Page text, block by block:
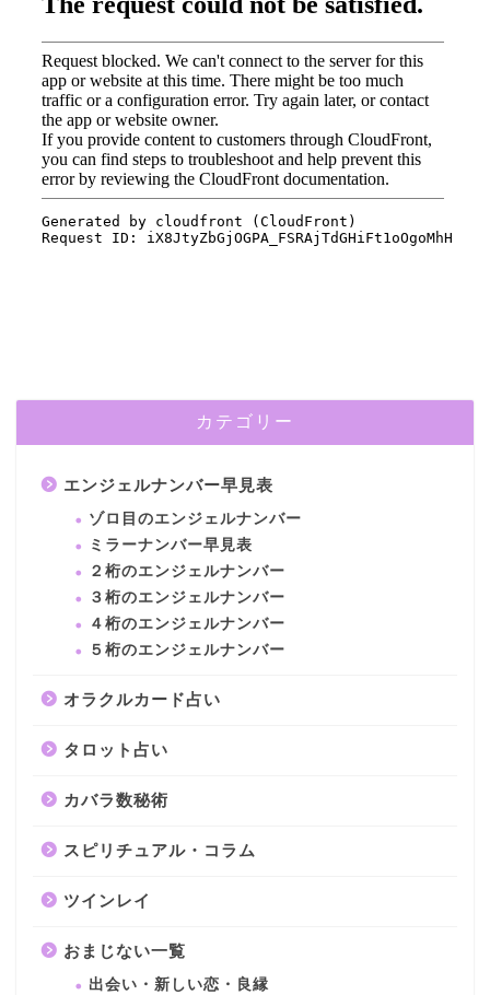
カテゴリー
エンジェルナンバー早見表
ゾロ目のエンジェルナンバー
ミラーナンバー早見表
２桁のエンジェルナンバー
３桁のエンジェルナンバー
４桁のエンジェルナンバー
５桁のエンジェルナンバー
オラクルカード占い
タロット占い
カバラ数秘術
スピリチュアル・コラム
ツインレイ
おまじない一覧
出会い・新しい恋・良縁